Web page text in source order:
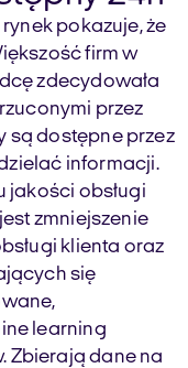
pokazuje, że
firm w
zdecydowała
przez
są dostępne przez
informacji.
jakości obsługi
zmniejszenie
klienta oraz
się
learning
Zbierają dane na